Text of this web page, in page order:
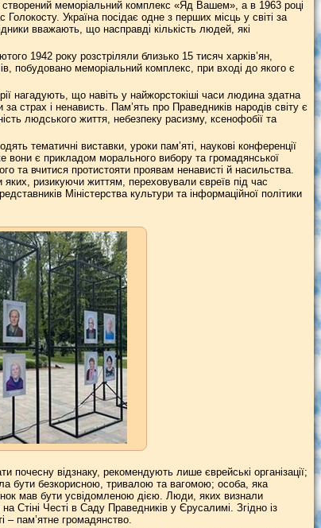
створений меморіальний комплекс «Яд Вашем», а в 1963 році
Україна посідає одне з перших місць у світі за
вважають, що насправді кількість людей, які
1942 року розстріляли близько 15 тисяч харків’ян,
побудовано меморіальний комплекс, при вході до якого є
нагадують, що навіть у найжорстокіші часи людина здатна
страх і ненависть. Пам’ять про Праведників народів світу є
людського життя, небезпеку расизму, ксенофобії та
тематичні виставки, уроки пам’яті, наукові конференції
вони є прикладом морального вибору та громадянської
та вчитися протистояти проявам ненависті й насильства.
ризикуючи життям, переховували євреїв під час
Міністерства культури та інформаційної політики
відзнаку, рекомендують лише єврейські організації;
бути безкорисною, тривалою та вагомою; особа, яка
мав бути усвідомленою дією. Люди, яких визнали
Стіні Честі в Саду Праведників у Єрусалимі. Згідно із
– пам’ятне громадянство.